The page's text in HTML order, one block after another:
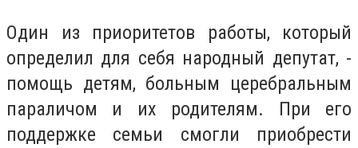
Один из приоритетов работы, который
определил для себя народный депутат, -
помощь детям, больным церебральным
параличом и их родителям. При его
поддержке семьи смогли приобрести